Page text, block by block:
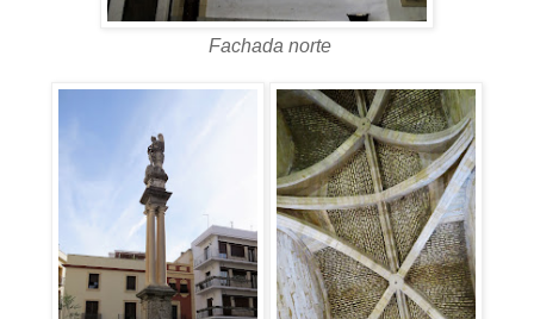
Fachada norte